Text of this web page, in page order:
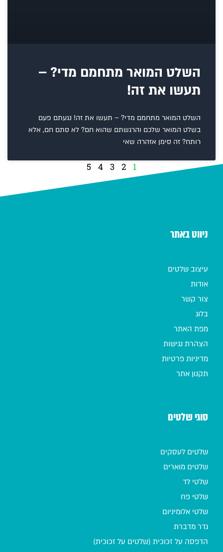
השלט המואר מתחמם מדי? –
תעשו את זה!
השלט המואר מתחמם מדי? – תעשו את זה! נגעתם פעם
בשלט המואר שלכם והרגשתם שהוא חם? לא סתם חם, אלא
רותח? זה סימן אזהרה שאי
1
2
3
4
5
ניווט באתר
עיצוב שלטים
אודות
צור קשר
בלוג
מפת האתר
הצהרת נגישות
מדיניות פרטיות
תקנון אתר
סוגי שלטים
שלטים לעסקים
שלטים מוארים
שלטי לד
שלטי פח
שלטי אלומיניום
גדר מדברת
הדפסה על זכוכית (שלטים על זכוכית)